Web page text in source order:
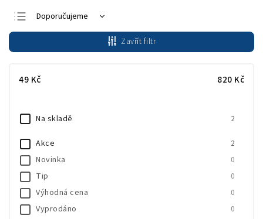
Doporučujeme
Nejlevnější
Nejdražší
Nejprodávanější
Zavřít filtr
49 Kč 820 Kč
Na skladě 2
Akce 2
Novinka 0
Tip 0
Výhodná cena 0
Vyprodáno 0